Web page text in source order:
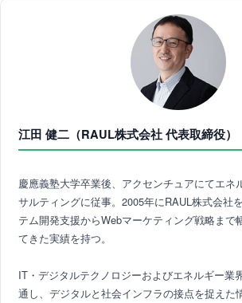
江田 健二（RAUL株式会社 代表取締役）
慶應義塾大学卒業後、アクセンチュアにてエネ
サルティングに従事。2005年にRAUL株式会社
テム開発支援からWebマーケティング戦略まで
てきた実績を持つ。
IT・デジタルテクノロジーおよびエネルギー業
通し、デジタルと社会インフラの接点を捉えた